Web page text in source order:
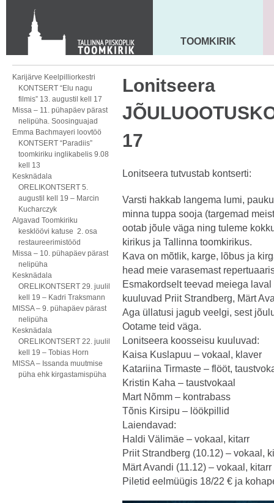
KONTAKT
Toom-Kooli 6, 10130 TALLINN
tallinna.toom@eelk.ee
MAARJA KIRIK
TOOMKIRIK
Karijärve Keelpilliorkestri
KONTSERT “Elu nagu
filmis” 13. augustil kell 17
Missa – 11. pühapäev pärast
nelipüha. Soosinguajad
Emma Bachmayeri loovtöö
KONTSERT “Paradiis”
toomkiriku inglikabelis 9.08
kell 13
Kesknädala
ORELIKONTSERT 5.
augustil kell 19 – Marcin
Kucharczyk
Algavad Toomkiriku
kesklöövi katuse 2. osa
restaureerimistööd
Missa – 10. pühapäev pärast
nelipüha
Kesknädala
ORELIKONTSERT 29. juulil
kell 19 – Kadri Traksmann
MISSA – 9. pühapäev pärast
nelipüha
Kesknädala
ORELIKONTSERT 22. juulil
kell 19 – Tobias Horn
MISSA – Issanda muutmise
püha ehk kirgastamispüha
Lonitseera
17
Lonitseera tutvustab kontserti:
Varsti hakkab langema lumi,
minna tuppa sooja (targemad
ootab jõule väga ning tuleme
kirikus ja Tallinna toomkirikus.
Kava on mõtlik, karge, lõbus ja
head meie varasemast
Esmakordselt teevad meiega
kuuluvad Priit Strandberg, Märt
Aga üllatusi jagub veelgi, sest
Ootame teid väga.
Lonitseera koosseisu kuuluvad:
Kaisa Kuslapuu – vokaal, klaver
Katariina Tirmaste – flööt,
Kristin Kaha – taustvokaal
Mart Nõmm – kontrabass
Tõnis Kirsipu – löökpillid
Laiendavad:
Haldi Välimäe – vokaal, kitarr
Priit Strandberg (10.12) – vokaal,
Märt Avandi (11.12) – vokaal, kitarr
Piletid eelmüügis 18/22 € ja